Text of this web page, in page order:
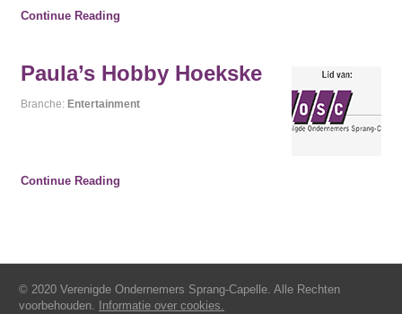
Continue Reading
Paula’s Hobby Hoekske
Branche: Entertainment
Continue Reading
© 2020 Verenigde Ondernemers Sprang-Capelle. Alle Rechten
voorbehouden.
Informatie over cookies.